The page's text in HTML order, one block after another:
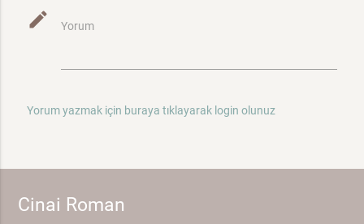
mode_edit Yorum
Yorum yazmak için buraya tıklayarak login olunuz
Cinai Roman